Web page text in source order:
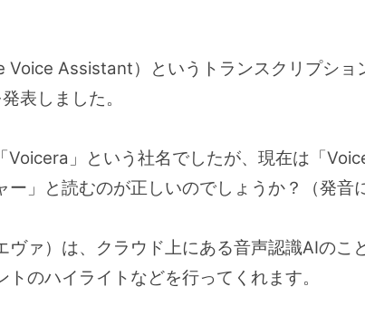
Assistant）というトランスクリプショ
表しました。
」という社名でしたが、現在は「
」と読むのが正しいのでしょうか？（発音
ヴァ）は、クラウド上にある音声認識AIのこ
のハイライトなどを行ってくれます。